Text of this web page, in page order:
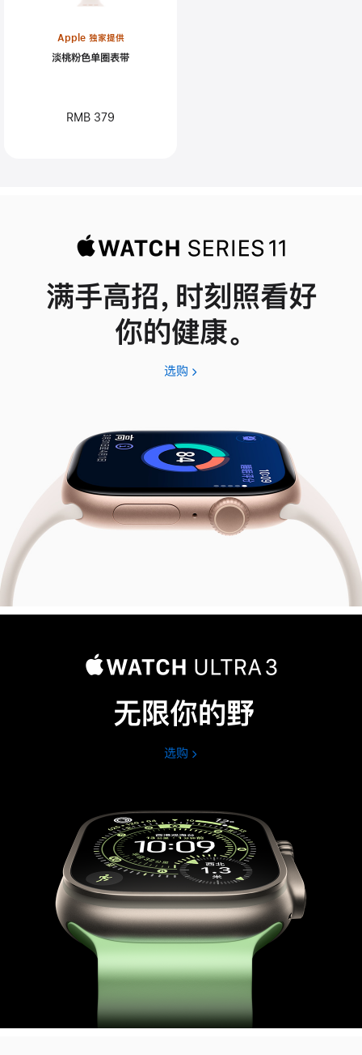
Apple 独家提供
淡桃粉色单圈表带
RMB 379
满手高招，时刻照看好
你的健康。
选购 Apple
11
无限你的野
选购 Apple
3